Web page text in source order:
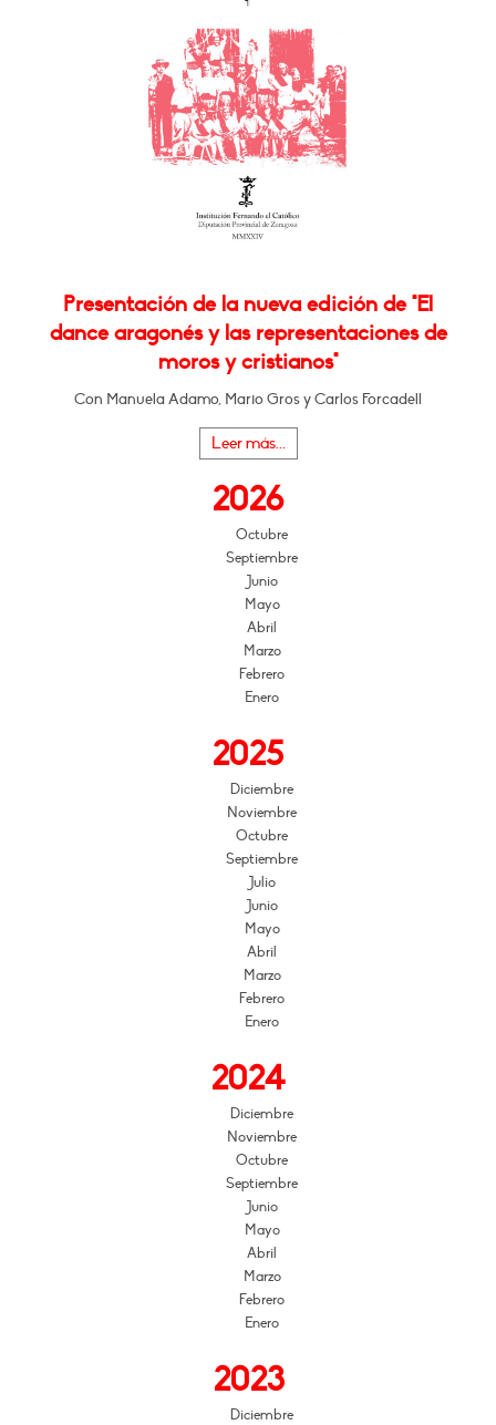
Presentación de la nueva edición de "El
dance aragonés y las representaciones de
moros y cristianos"
Con Manuela Adamo, Mario Gros y Carlos Forcadell
Leer más...
2026
Octubre
Septiembre
Junio
Mayo
Abril
Marzo
Febrero
Enero
2025
Diciembre
Noviembre
Octubre
Septiembre
Julio
Junio
Mayo
Abril
Marzo
Febrero
Enero
2024
Diciembre
Noviembre
Octubre
Septiembre
Junio
Mayo
Abril
Marzo
Febrero
Enero
2023
Diciembre